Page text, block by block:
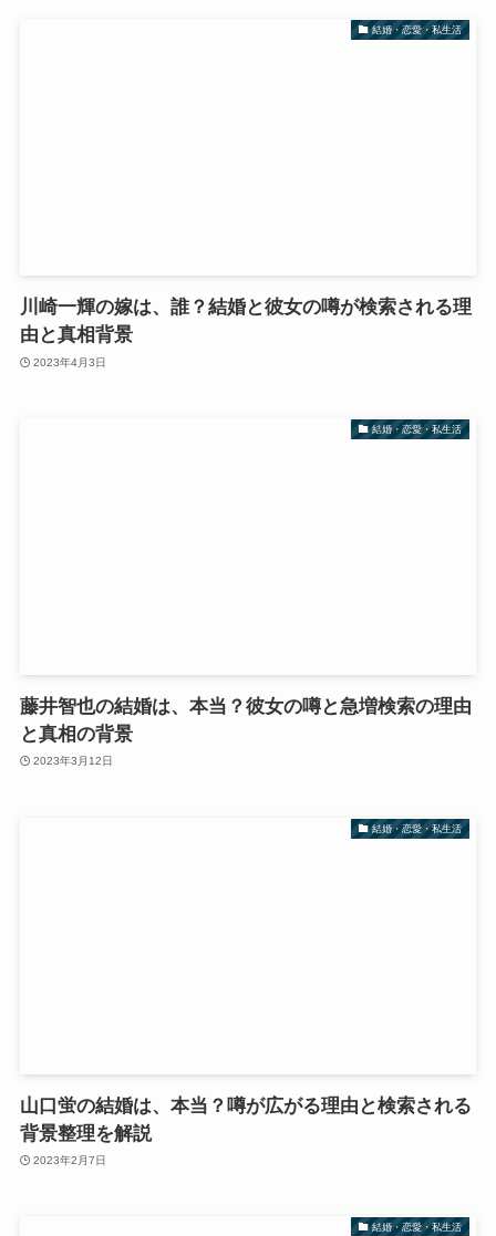
結婚・恋愛・私生活
川崎一輝の嫁は、誰？結婚と彼女の噂が検索される理
由と真相背景
2023年4月3日
結婚・恋愛・私生活
藤井智也の結婚は、本当？彼女の噂と急増検索の理由
と真相の背景
2023年3月12日
結婚・恋愛・私生活
山口蛍の結婚は、本当？噂が広がる理由と検索される
背景整理を解説
2023年2月7日
結婚・恋愛・私生活